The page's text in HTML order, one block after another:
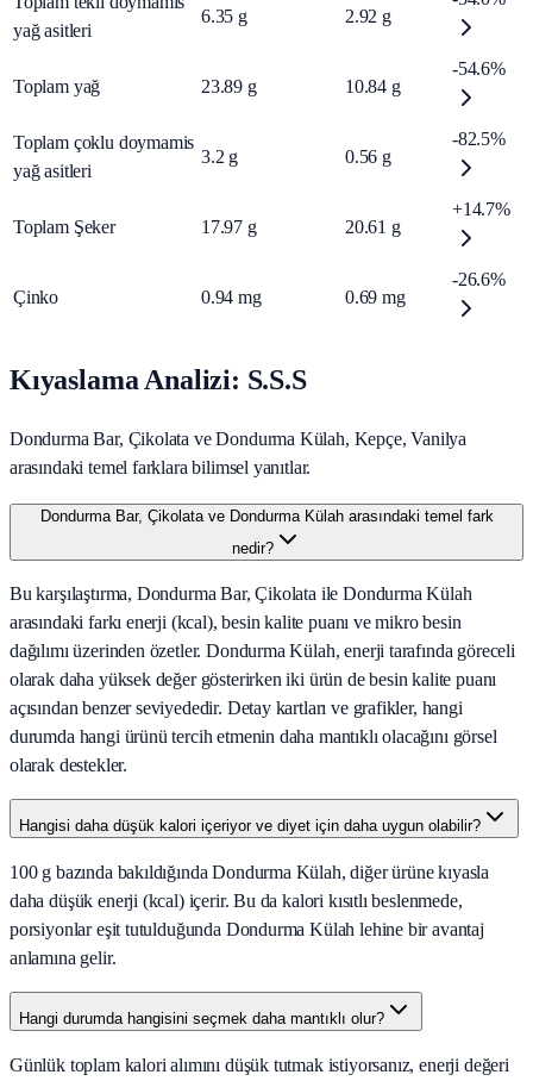
yağ asitleri
6.35 g 2.92 g
Toplam yağ 23.89 g 10.84 g
-54.6%
Toplam çoklu doymamis
yağ asitleri
3.2 g 0.56 g
-82.5%
Toplam Şeker 17.97 g 20.61 g
+14.7%
Çinko 0.94 mg 0.69 mg
-26.6%
Kıyaslama Analizi: S.S.S
Dondurma Bar, Çikolata ve Dondurma Külah, Kepçe, Vanilya
arasındaki temel farklara bilimsel yanıtlar.
Dondurma Bar, Çikolata ve Dondurma Külah arasındaki temel fark
nedir?
Bu karşılaştırma, Dondurma Bar, Çikolata ile Dondurma Külah
arasındaki farkı enerji (kcal), besin kalite puanı ve mikro besin
dağılımı üzerinden özetler. Dondurma Külah, enerji tarafında göreceli
olarak daha yüksek değer gösterirken iki ürün de besin kalite puanı
açısından benzer seviyededir. Detay kartları ve grafikler, hangi
durumda hangi ürünü tercih etmenin daha mantıklı olacağını görsel
olarak destekler.
Hangisi daha düşük kalori içeriyor ve diyet için daha uygun olabilir?
100 g bazında bakıldığında Dondurma Külah, diğer ürüne kıyasla
daha düşük enerji (kcal) içerir. Bu da kalori kısıtlı beslenmede,
porsiyonlar eşit tutulduğunda Dondurma Külah lehine bir avantaj
anlamına gelir.
Hangi durumda hangisini seçmek daha mantıklı olur?
Günlük toplam kalori alımını düşük tutmak istiyorsanız, enerji değeri